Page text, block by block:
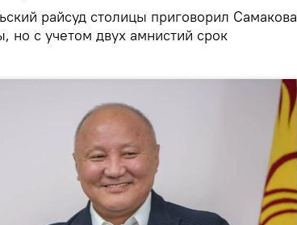
райсуд столицы приговорил Самакова
но с учетом двух амнистий срок